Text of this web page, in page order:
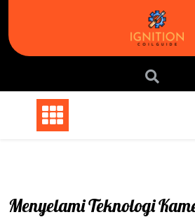
content
Menyelami Teknologi